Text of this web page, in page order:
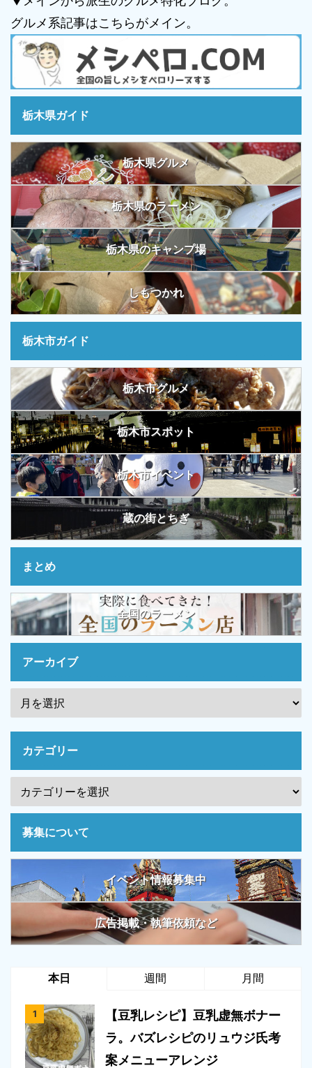
グルメ系記事はこちらがメイン。
栃木県ガイド
栃木県グルメ
栃木県のラーメン
栃木県のキャンプ場
しもつかれ
栃木市ガイド
栃木市グルメ
栃木市スポット
栃木市イベント
蔵の街とちぎ
まとめ
全国のラーメン
アーカイブ
カテゴリー
募集について
イベント情報募集中
広告掲載・執筆依頼など
本日 週間 月間
【豆乳レシピ】豆乳虚無ボナー
ラ。バズレシピのリュウジ氏考
案メニューアレンジ